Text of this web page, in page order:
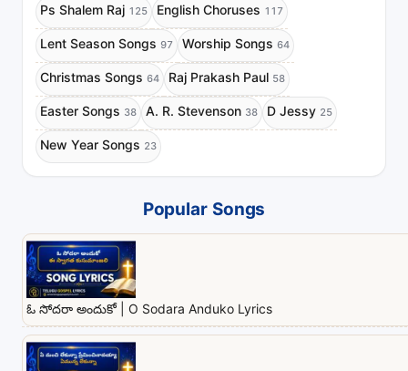
Ps Shalem Raj 125 English Choruses 117
Lent Season Songs 97 Worship Songs 64
Christmas Songs 64 Raj Prakash Paul 58
Easter Songs 38 A. R. Stevenson 38 D Jessy 25
New Year Songs 23
Popular Songs
ఓ సోదరా అందుకో | O Sodara Anduko Lyrics